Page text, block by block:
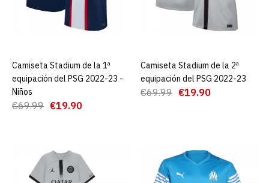
€19.90
ADD TO COMPARE
equipación del PSG 2022-
23 - Niños
AGREGAR AL CARRO
Camiseta Stadium de la 1ª
equipación del PSG 2022-23 -
Niños
€69.99 €19.90
AGREGAR AL CARRO
Camiseta Stadium de la 2ª
equipación del PSG 2022-23
€69.99 €19.90